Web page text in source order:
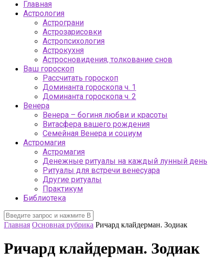
Главная
Астрология
Астрограни
Астрозарисовки
Астропсихология
Астрокухня
Астросновидения, толкование снов
Ваш гороскоп
Рассчитать гороскоп
Доминанта гороскопа ч. 1
Доминанта гороскопа ч. 2
Венера
Венера – богиня любви и красоты
Витасфера вашего рождения
Семейная Венера и социум
Астромагия
Астромагия
Денежные ритуалы на каждый лунный день
Ритуалы для встречи венесуара
Другие ритуалы
Практикум
Библиотека
Главная Основная рубрика Ричард клайдерман. Зодиак
Ричард клайдерман. Зодиак